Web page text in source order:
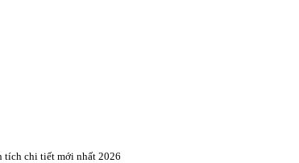
tích chi tiết mới nhất 2026